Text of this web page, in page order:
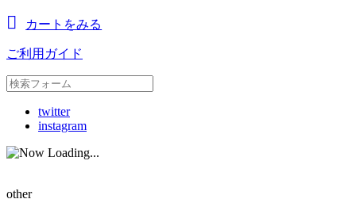
カートをみる
ご利用ガイド
twitter
instagram
other